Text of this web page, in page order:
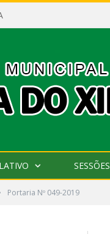
SESSÕES
Portaria Nº 049-2019